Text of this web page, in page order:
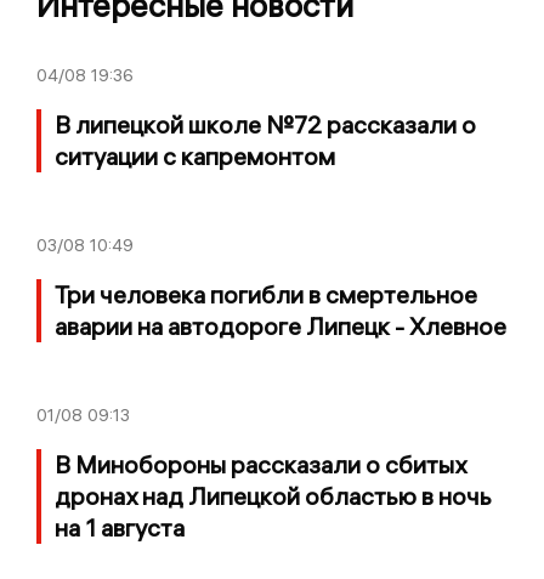
04/08 19:36
В липецкой школе №72 рассказали о
ситуации с капремонтом
03/08 10:49
Три человека погибли в смертельное
аварии на автодороге Липецк - Хлевное
01/08 09:13
В Минобороны рассказали о сбитых
дронах над Липецкой областью в ночь
на 1 августа